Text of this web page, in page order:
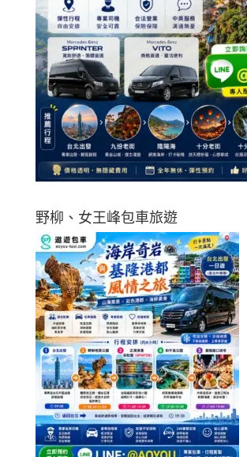
野柳、女王峰包車旅遊